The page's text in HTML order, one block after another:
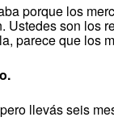
porque los
Ustedes son los
parece que los
llevás seis